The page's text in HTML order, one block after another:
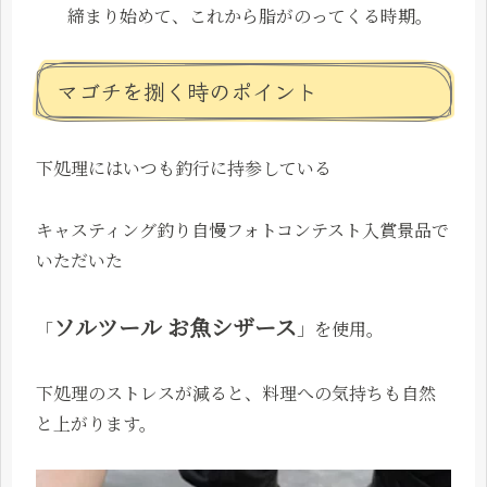
締まり始めて、これから脂がのってくる時期。
マゴチを捌く時のポイント
下処理にはいつも釣行に持参している
キャスティング釣り自慢フォトコンテスト入賞景品で
いただいた
「ソルツール お魚シザース 」を使用。
下処理のストレスが減ると、料理への気持ちも自然
と上がります。